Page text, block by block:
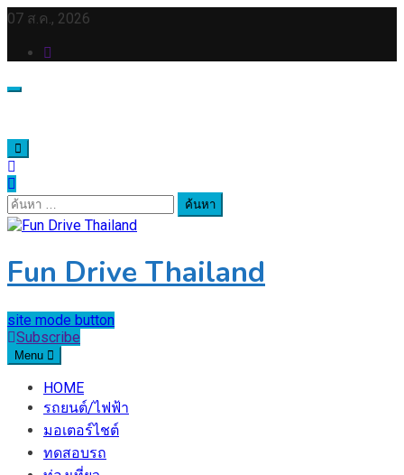
Skip
content
07 ส.ค., 2026
ค้นหา
สำหรับ:
Fun Drive Thailand
site mode button
Subscribe
Menu
HOME
รถยนต์/ไฟฟ้า
มอเตอร์ไชต์
ทดสอบรถ